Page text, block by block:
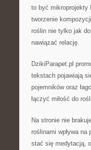
to być mikroprojekty
tworzenie
roślin nie tylko jak
nawiązać relację.
DzikiParapet.pl
tekstach pojawiają
pojemników oraz
łączyć miłość do
Na stronie nie
roślinami wpływa
stać się medytacją,